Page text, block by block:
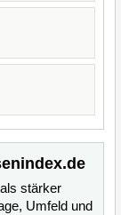
stärker
Umfeld und